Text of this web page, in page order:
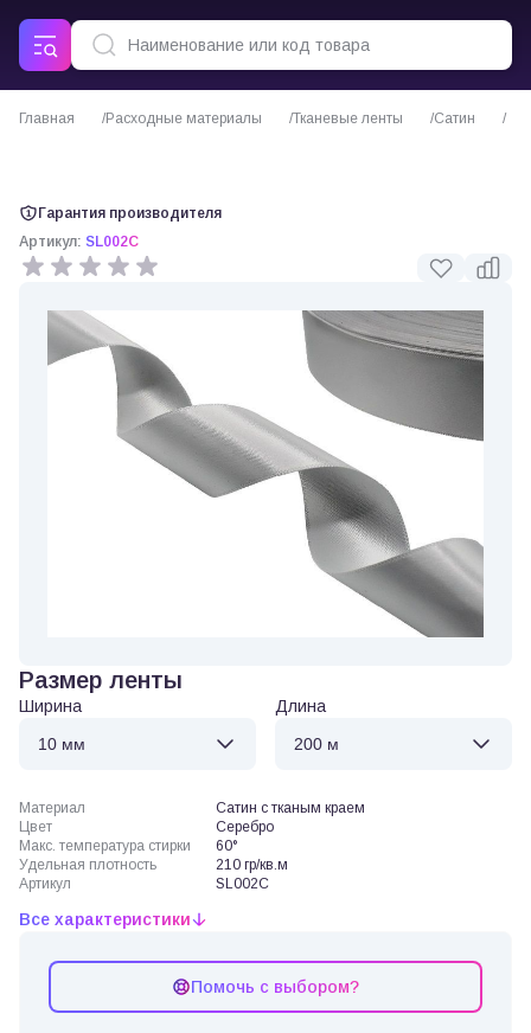
Главная Расходные материалы Тканевые ленты
Сатин
Гарантия производителя
Артикул: SL002C
Размер ленты
Ширина Длина
Материал
Сатин с тканым краем
Цвет
Серебро
Макс. температура стирки
60°
Удельная плотность
210 гр/кв.м
Артикул
SL002C
Все характеристики
Помочь с выбором?